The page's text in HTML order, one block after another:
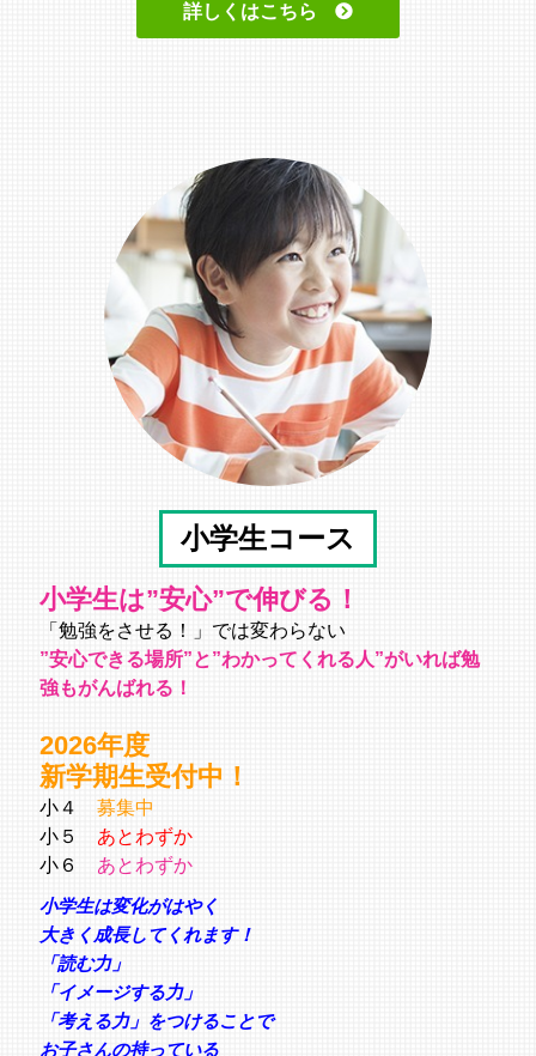
詳しくはこちら
小学生コース
小学生は”安心”で伸びる！
「勉強をさせる！」では変わらない
”安心できる場所”と”わかってくれる人”がいれば勉
強もがんばれる！
2026年度
新学期生受付中！
小４募集中
小５ あとわずか
小６ あとわずか
小学生は変化がはやく
大きく成長してくれます！
「読む力」
「イメージする力」
「考える力」をつけることで
お子さんの持っている